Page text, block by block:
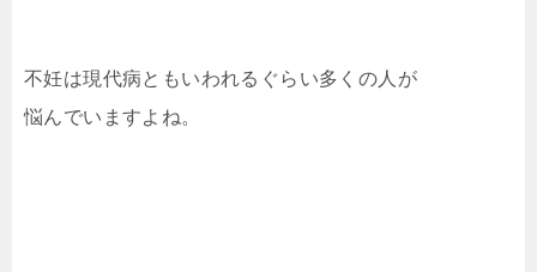
不妊は現代病ともいわれるぐらい多くの人が
悩んでいますよね。